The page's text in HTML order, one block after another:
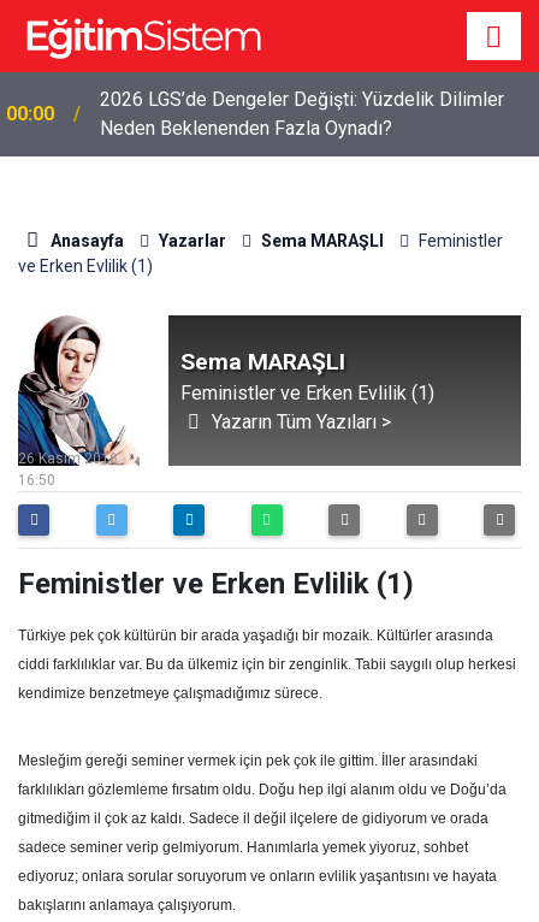
00:00
2026 LGS’de Dengeler Değişti: Yüzdelik Dilimler
Neden Beklenenden Fazla Oynadı?
Anasayfa Yazarlar Sema MARAŞLI
Feministler
ve Erken Evlilik (1)
Sema MARAŞLI
Feministler ve Erken Evlilik (1)
Yazarın Tüm Yazıları >
16:50
26 Kasım 2016
Feministler ve Erken Evlilik (1)
Türkiye pek çok kültürün bir arada yaşadığı bir mozaik. Kültürler arasında
ciddi farklılıklar var. Bu da ülkemiz için bir zenginlik. Tabii saygılı olup herkesi
kendimize benzetmeye çalışmadığımız sürece.
Mesleğim gereği seminer vermek için pek çok ile gittim. İller arasındaki
farklılıkları gözlemleme fırsatım oldu. Doğu hep ilgi alanım oldu ve Doğu’da
gitmediğim il çok az kaldı. Sadece il değil ilçelere de gidiyorum ve orada
sadece seminer verip gelmiyorum. Hanımlarla yemek yiyoruz, sohbet
ediyoruz; onlara sorular soruyorum ve onların evlilik yaşantısını ve hayata
bakışlarını anlamaya çalışıyorum.